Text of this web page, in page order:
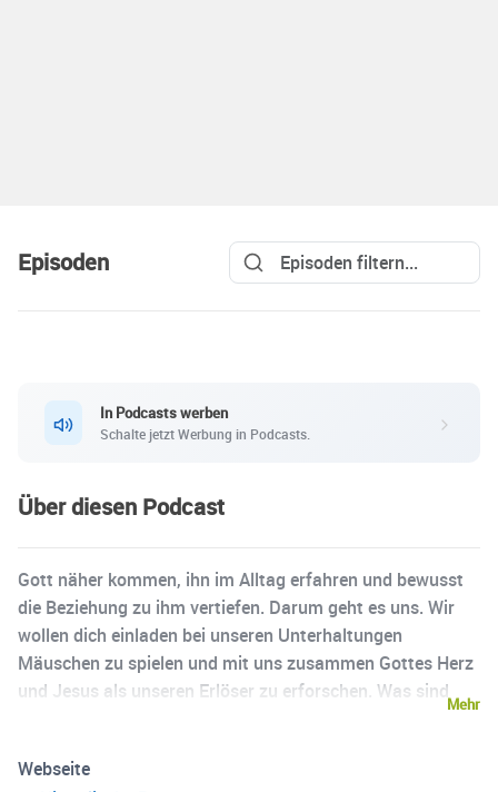
Episoden
In Podcasts werben
Schalte jetzt Werbung in Podcasts.
Über diesen Podcast
Gott näher kommen, ihn im Alltag erfahren und bewusst
die Beziehung zu ihm vertiefen. Darum geht es uns. Wir
wollen dich einladen bei unseren Unterhaltungen
Mäuschen zu spielen und mit uns zusammen Gottes Herz
und Jesus als unseren Erlöser zu erforschen. Was sind
Podcastfolgen entsprechend zu gestalten.
Mehr
Webseite